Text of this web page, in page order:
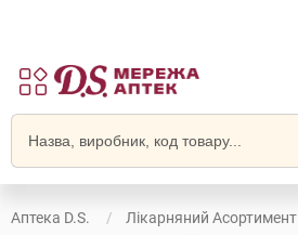
Аптека D.S.
Лікарняний Асортимент